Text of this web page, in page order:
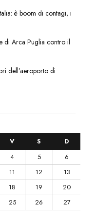
è boom di contagi, i
di Arca Puglia contro il
dell’aeroporto di
V S
D
4 5
6
11 12
13
18 19
20
25 26
27